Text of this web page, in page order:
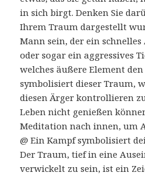
in sich birgt. Denken Sie
Ihrem Traum dargestellt
Mann sein, der ein
oder sogar ein aggressives
welches äußere Element
symbolisiert dieser Traum,
diesen Ärger kontrollieren
Leben nicht genießen
Meditation nach innen, um
@ Ein Kampf symbolisiert
Der Traum, tief in eine
verwickelt zu sein, ist ein